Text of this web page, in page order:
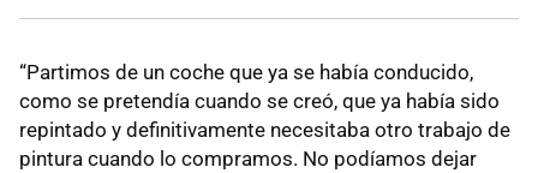
“Partimos de un coche que ya se había conducido,
como se pretendía cuando se creó, que ya había sido
repintado y definitivamente necesitaba otro trabajo de
pintura cuando lo compramos. No podíamos dejar